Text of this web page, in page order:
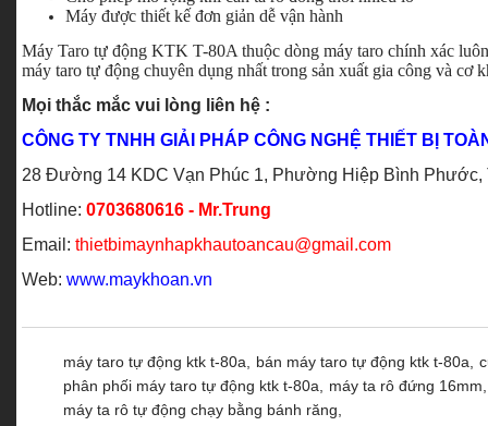
Máy được thiết kế đơn giản dễ vận hành
Máy Taro tự động KTK T-80A thuộc dòng máy taro chính xác
máy taro tự động chuyên dụng nhất trong sản xuất gia công và cơ
Mọi thắc mắc vui lòng liên hệ :
CÔNG TY TNHH GIẢI PHÁP CÔNG NGHỆ THIẾT BỊ
28 Đường 14 KDC Vạn Phúc 1, Phường Hiệp Bình Phước,
Hotline: 0703680616 - Mr.Trung
Email: thietbimaynhapkhautoancau@gmail.com
Web: www.maykhoan.vn
máy taro tự động ktk t-80a, bán máy taro tự động ktk t-80a,
phân phối máy taro tự động ktk t-80a,
máy ta rô đứng 16mm,
máy ta rô tự động chạy bằng bánh răng,